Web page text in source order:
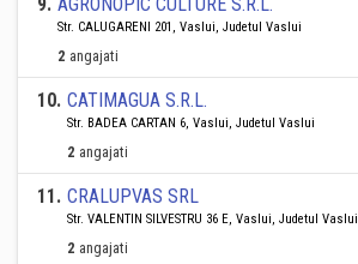
Str. CALUGARENI 201, Vaslui, Judetul Vaslui
2 angajati
10. CATIMAGUA S.R.L.
Str. BADEA CARTAN 6, Vaslui, Judetul Vaslui
2 angajati
11. CRALUPVAS SRL
Str. VALENTIN SILVESTRU 36 E, Vaslui, Judetul Vaslui
2 angajati